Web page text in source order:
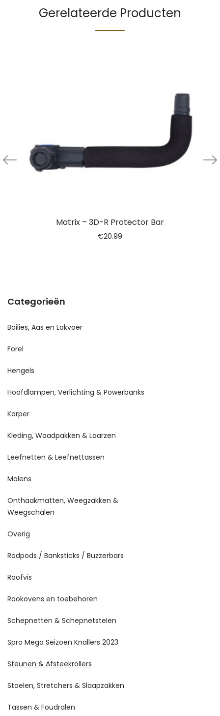
Gerelateerde Producten
Matrix – 3D-R Protector Bar
€20.99
Categorieën
Boilies, Aas en Lokvoer
Forel
Hengels
Hoofdlampen, Verlichting & Powerbanks
Karper
Kleding, Waadpakken & Laarzen
Leefnetten & Leefnettassen
Molens
Onthaakmatten, Weegzakken &
Weegschalen
Overig
Rodpods / Banksticks / Buzzerbars
Roofvis
Rookovens en toebehoren
Schepnetten & Schepnetstelen
Spro Mega Seizoen Knallers 2023
Steunen & Afsteekrollers
Stoelen, Stretchers & Slaapzakken
Tassen & Foudralen